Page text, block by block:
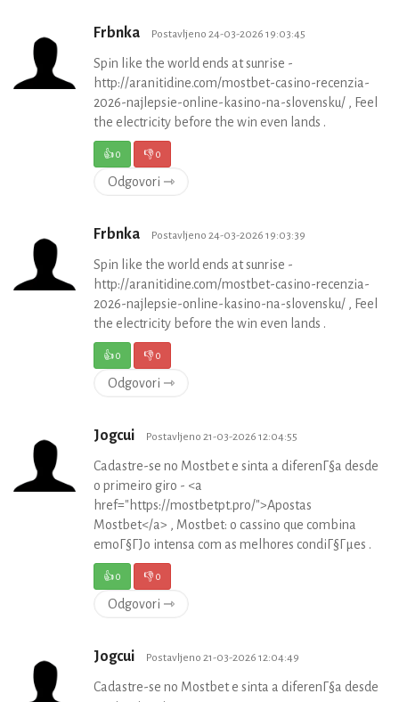
Frbnka Postavljeno 24-03-2026 19:03:45
Spin like the world ends at sunrise -
http://aranitidine.com/mostbet-casino-recenzia-
2026-najlepsie-online-kasino-na-slovensku/ , Feel
the electricity before the win even lands .
👍0 👎0
Odgovori ⇾
Frbnka Postavljeno 24-03-2026 19:03:39
Spin like the world ends at sunrise -
http://aranitidine.com/mostbet-casino-recenzia-
2026-najlepsie-online-kasino-na-slovensku/ , Feel
the electricity before the win even lands .
👍0 👎0
Odgovori ⇾
Jogcui Postavljeno 21-03-2026 12:04:55
Cadastre-se no Mostbet e sinta a diferenГ§a desde
o primeiro giro - <a
href="https://mostbetpt.pro/">Apostas
Mostbet</a> , Mostbet: o cassino que combina
emoГ§ГЈo intensa com as melhores condiГ§Гµes .
👍0 👎0
Odgovori ⇾
Jogcui Postavljeno 21-03-2026 12:04:49
Cadastre-se no Mostbet e sinta a diferenГ§a desde